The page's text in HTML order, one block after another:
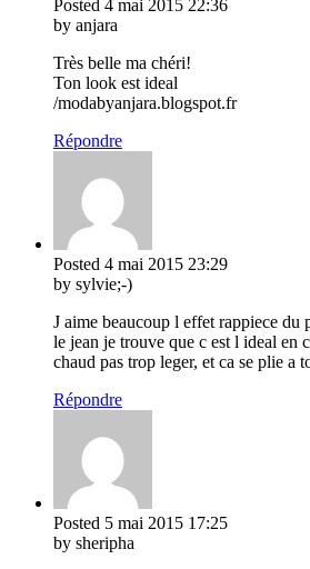
Posted 4 mai 2015 22:36
by anjara
Très belle ma chéri!
Ton look est ideal
/modabyanjara.blogspot.fr
Répondre
Posted 4 mai 2015 23:29
by sylvie;-)
J aime beaucoup l effet rappiece du
le jean je trouve que c est l ideal en
chaud pas trop leger, et ca se plie a
Répondre
Posted 5 mai 2015 17:25
by sheripha